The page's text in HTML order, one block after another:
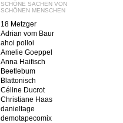
SCHÖNE SACHEN VON
SCHÖNEN MENSCHEN
18 Metzger
Adrian vom Baur
ahoi polloi
Amelie Goeppel
Anna Haifisch
Beetlebum
Blattonisch
Céline Ducrot
Christiane Haas
danieltage
demotapecomix